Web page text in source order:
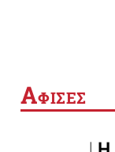
ΑΦΙΣΕΣ